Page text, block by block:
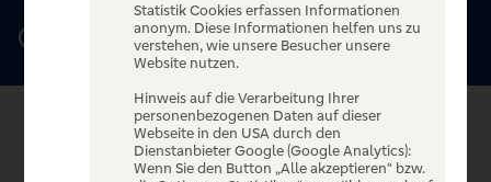
Augustusplatz 8, 04109 Leipzig
Statistik Cookies erfassen Informationen
anonym. Diese Informationen helfen uns zu
verstehen, wie unsere Besucher unsere
Website nutzen.
Hinweis auf die Verarbeitung Ihrer
personenbezogenen Daten auf dieser
Webseite in den USA durch den
Dienstanbieter Google (Google Analytics):
Wenn Sie den Button „Alle akzeptieren“ bzw.